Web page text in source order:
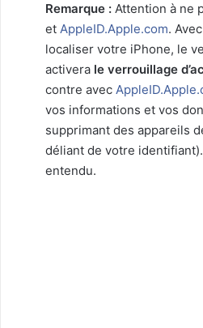
Remarque : Attention à ne
et AppleID.Apple.com. Avec
localiser votre iPhone, le
activera le verrouillage
contre avec
vos informations et vos
supprimant des appareils
déliant de votre
entendu.